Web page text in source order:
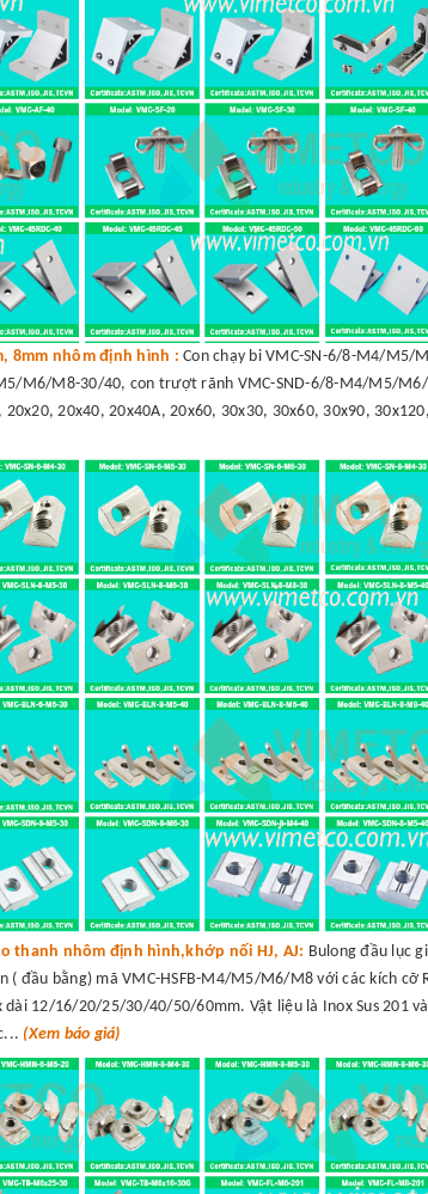
8mm nhôm định hình : Con chạy bi VMC-SN-6/8-M4/
M6/M8-30/40, con trượt rãnh VMC-SND-6/8-M4/M5/
20x40, 20x40A, 20x60, 30x30, 30x60, 30x90,
thanh nhôm định hình,khớp nối HJ, AJ: Bulong đầu lục
đầu bằng) mã VMC-HSFB-M4/M5/M6/M8 với các kích
12/16/20/25/30/40/50/60mm. Vật liệu là Inox Sus 201
(Xem báo giá)